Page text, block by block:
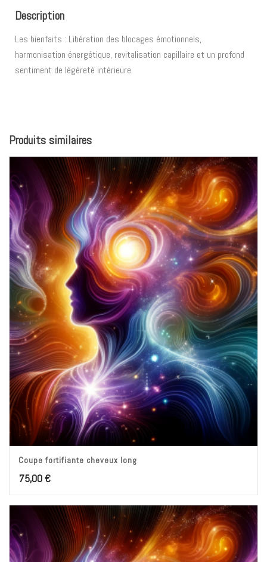
Description
Les bienfaits : Libération des blocages émotionnels,
harmonisation énergétique, revitalisation capillaire et un profond
sentiment de légèreté intérieure.
Produits similaires
Coupe fortifiante cheveux long
75,00€